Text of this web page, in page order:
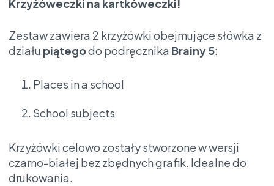
Krzyżóweczki na kartkóweczki!
Zestaw zawiera 2 krzyżówki obejmujące słówka z
działu piątegodo podręcznika Brainy 5:
Places in a school
School subjects
Krzyżówki celowo zostały stworzone w wersji
czarno-białej bez zbędnych grafik. Idealne do
drukowania.